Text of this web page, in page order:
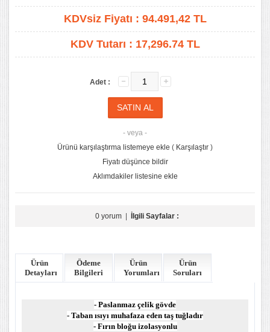
KDVsiz Fiyatı : 94.491,42TL
KDV Tutarı : 17,296.74 TL
Adet :
- veya -
Ürünü karşılaştırma listemeye ekle ( Karşılaştır )
Fiyatı düşünce bildir
Aklımdakiler listesine ekle
0 yorum| İlgili Sayfalar :
Ürün
Detayları
Ödeme
Bilgileri
Ürün
Yorumları
Ürün
Soruları
- Paslanmaz çelik gövde
- Taban ısıyı muhafaza eden taş tuğladır
- Fırın bloğu izolasyonlu